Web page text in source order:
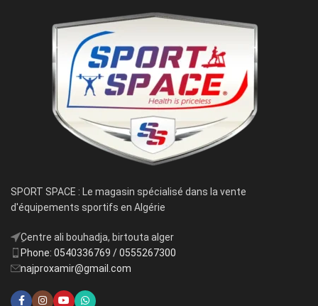
SPORT SPACE : Le magasin spécialisé dans la vente
d'équipements sportifs en Algérie
ِCentre ali bouhadja, birtouta alger
Phone: 0540336769 / 0555267300
najproxamir@gmail.com